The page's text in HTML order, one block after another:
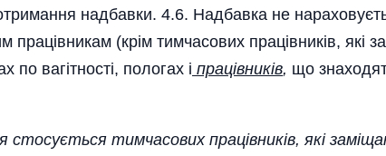
надбавки. 4.6. Надбавка не
працівникам (крім тимчасових працівників, які
по вагітності, пологах і працівників, що
стосу­ється тимчасових працівників, які